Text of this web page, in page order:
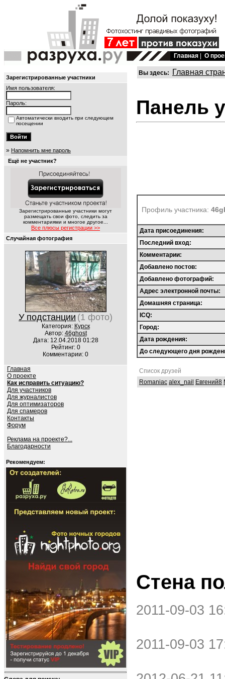
Главная О
Зарегистрированные участники
Имя пользователя:
Пароль:
Автоматически входить при следующем
посещении
» Напомнить мне пароль
Ещё не участник?
Зарегистрированные участники могут
размещать свои фото, следить за
комментариями и многое другое...
Все плюсы регистрации >>
Случайная фотография
У подстанции (1 фото)
Категория: Курск
Автор: 46ghost
Дата: 12.04.2018 01:28
Рейтинг: 0
Комментарии: 0
Главная
О проекте
Как исправить ситуацию?
Для участников
Для журналистов
Для оптимизаторов
Для спамеров
Контакты
Форум
Реклама на проекте?...
Благодарности
Рекомендуем:
Вы здесь: Главная
Панель
Профиль участника:
Дата присоединения:
Последний вход:
Комментарии:
Добавлено постов:
Добавлено фотографий:
Адрес электронной почты:
Домашняя страница:
ICQ:
Город:
Дата рождения:
До следующего дня
Список друзей
Romaniac alex_nail Евгений8
Стена
2011-09-03
2011-09-03